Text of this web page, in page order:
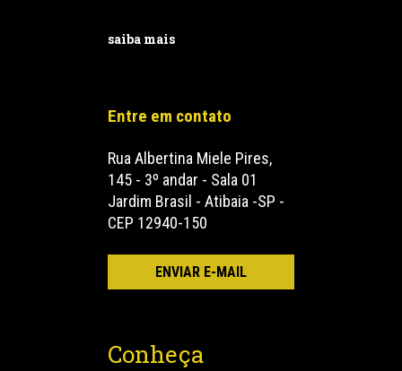
saiba mais
Entre em contato
Rua Albertina Miele Pires,
145 - 3º andar - Sala 01
Jardim Brasil - Atibaia -SP -
CEP 12940-150
Conheça